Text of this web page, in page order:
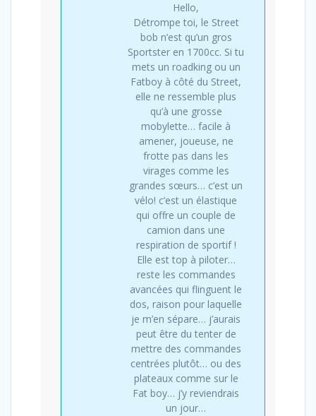
Hello,
Détrompe toi, le Street
bob n’est qu’un gros
Sportster en 1700cc. Si tu
mets un roadking ou un
Fatboy à côté du Street,
elle ne ressemble plus
qu’à une grosse
mobylette… facile à
amener, joueuse, ne
frotte pas dans les
virages comme les
grandes sœurs… c’est un
vélo! c’est un élastique
qui offre un couple de
camion dans une
respiration de sportif !
Elle est top à piloter…
reste les commandes
avancées qui flinguent le
dos, raison pour laquelle
je m’en sépare… j’aurais
peut être du tenter de
mettre des commandes
centrées plutôt… ou des
plateaux comme sur le
Fat boy… j’y reviendrais
un jour…